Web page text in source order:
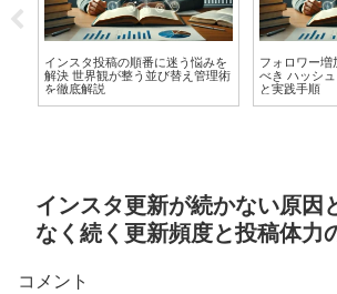
インスタ投稿の順番に迷う悩みを
解決 世界観が整う並び替え管理術
を徹底解説
フォロワー
べき ハッシ
と実践手順
インスタ更新が続かない原因
なく続く更新頻度と投稿体力
コメント